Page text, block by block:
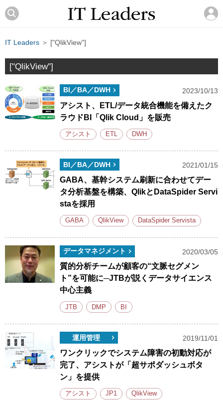
IT Leaders ＞ ["QlikView"]
["QlikView"]
BI／BA／DWH 2023/10/13
アシスト、ETL/データ統合機能を備えたク
ラウドBI「Qlik Cloud」を販売
アシスト ETL DWH
BI／BA／DWH 2021/01/15
GABA、基幹システム刷新に合わせてデー
タ分析基盤を構築、QlikとDataSpider Servi
staを採用
GABA QlikView DataSpider Servista
データマネジメント 2020/03/05
質的分析チームが顧客の“文脈セグメン
ト”を可能に─JTBが説くデータサイエンス
中心主義
JTB DMP BI
運用管理 2019/11/01
ワンクリックでシステム障害の初動対応が
完了、アシストが「超サポダッシュボタ
ン」を提供
アシスト JP1 QlikView